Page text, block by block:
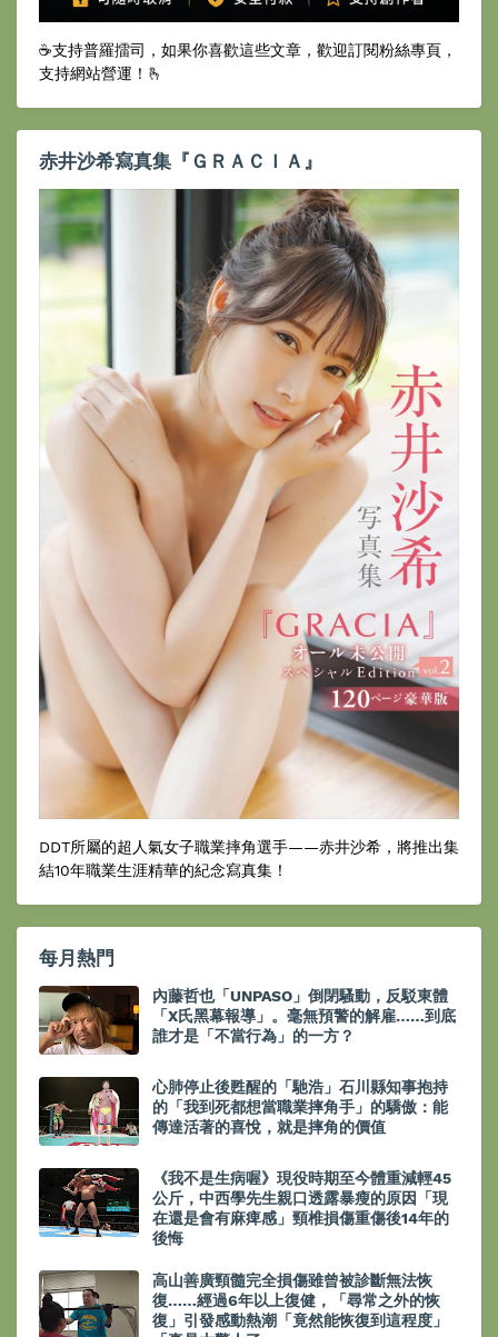
☕️支持普羅擂司，如果你喜歡這些文章，歡迎訂閱粉絲專頁，
支持網站營運！🫰
赤井沙希寫真集『ＧＲＡＣＩＡ』
DDT所屬的超人氣女子職業摔角選手——赤井沙希，將推出集
結10年職業生涯精華的紀念寫真集！
每月熱門
內藤哲也「UNPASO」倒閉騷動，反駁東體
「X氏黑幕報導」。毫無預警的解雇……到底
誰才是「不當行為」的一方？
心肺停止後甦醒的「馳浩」石川縣知事抱持
的「我到死都想當職業摔角手」的驕傲：能
傳達活著的喜悅，就是摔角的價值
《我不是生病喔》現役時期至今體重減輕45
公斤，中西學先生親口透露暴瘦的原因「現
在還是會有麻痺感」頸椎損傷重傷後14年的
後悔
高山善廣頸髓完全損傷雖曾被診斷無法恢
復……經過6年以上復健，「尋常之外的恢
復」引發感動熱潮「竟然能恢復到這程度」